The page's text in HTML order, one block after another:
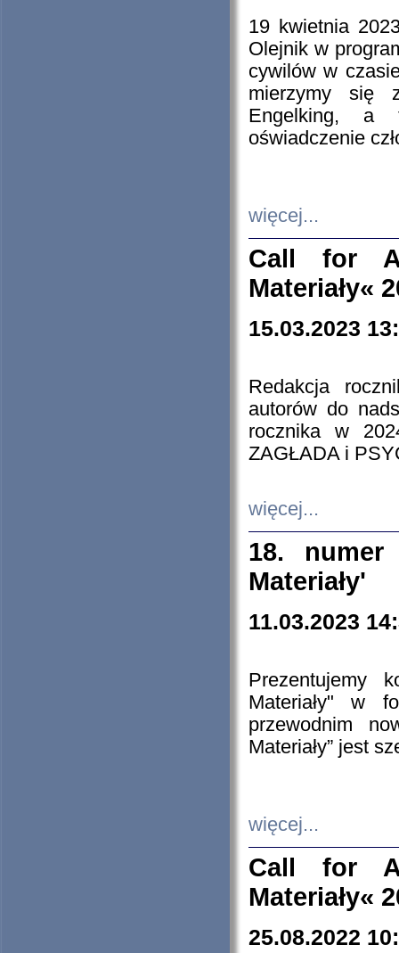
19 kwietnia
Olejnik w
cywilów w
mierzymy się
Engelking, a
oświadczenie
więcej...
Call for
Materiały«
15.03.2023
Redakcja
autorów do
rocznika w
ZAGŁADA i
więcej...
18. numer
Materiały'
11.03.2023
Prezentujemy
Materiały" w
przewodnim
Materiały” jest
więcej...
Call for
Materiały«
25.08.2022